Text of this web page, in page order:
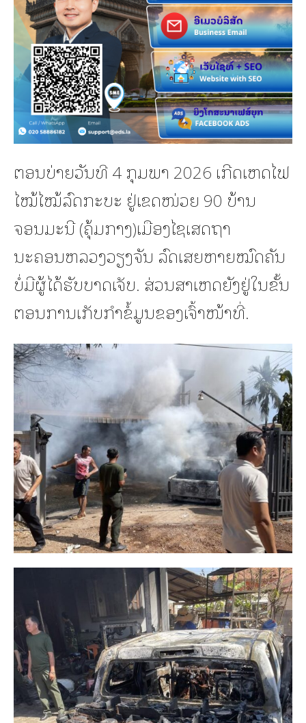
ຕອນບ່າຍວັນທີ 4 ກຸມພາ 2026 ເກີດເຫດໄຟ
ໄໝ້ໄໝ້ລົດກະບະ ຢູ່ເຂດໜ່ວຍ 90 ບ້ານ
ຈອນມະນີ (ຄຸ້ມກາງ)ເມືອງໄຊເສດຖາ
ນະຄອນຫລວງວຽງຈັນ ລົດເສຍຫາຍໝົດຄັນ
ບໍ່ມີຜູ້ໄດ້ຮັບບາດເຈັບ. ສ່ວນສາເຫດຍັງຢູ່ໃນຂັ້ນ
ຕອນການເກັບກໍາຂໍ້ມູນຂອງເຈົ້າໜ້າທີ່.